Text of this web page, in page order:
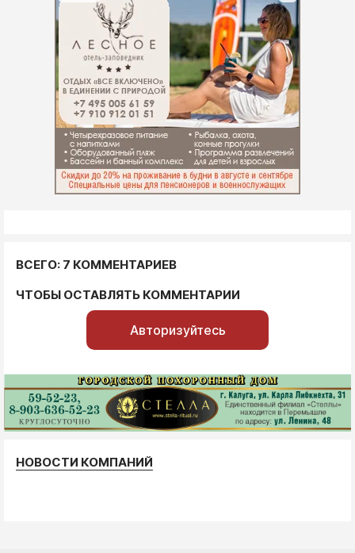
ВСЕГО: 7 КОММЕНТАРИЕВ
ЧТОБЫ ОСТАВЛЯТЬ КОММЕНТАРИИ
Авторизуйтесь
НОВОСТИ КОМПАНИЙ